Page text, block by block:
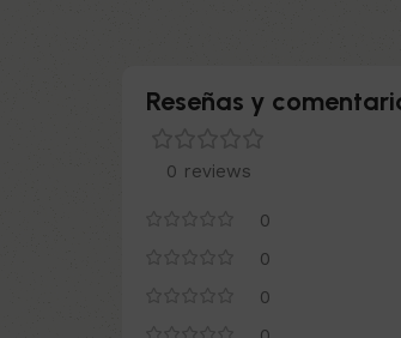
Reseñas y
0 reviews
0
0
0